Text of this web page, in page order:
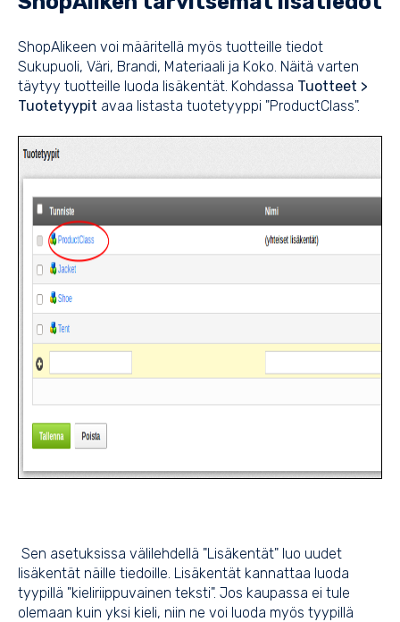
ShopAlikeen voi määritellä myös tuotteille tiedot
Sukupuoli, Väri, Brandi, Materiaali ja Koko. Näitä varten
täytyy tuotteille luoda lisäkentät. Kohdassa Tuotteet >
Tuotetyypit avaa listasta tuotetyyppi "ProductClass".
Sen asetuksissa välilehdellä "Lisäkentät" luo uudet
lisäkentät näille tiedoille. Lisäkentät kannattaa luoda
tyypillä "kieliriippuvainen teksti". Jos kaupassa ei tule
olemaan kuin yksi kieli, niin ne voi luoda myös tyypillä